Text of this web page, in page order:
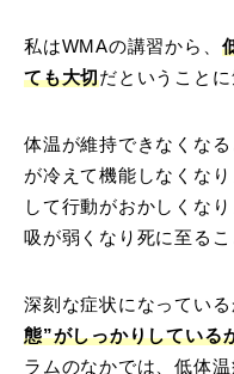
私はWMAの講習から、
ても大切だということに
体温が維持できなくな
が冷えて機能しなくな
して行動がおかしくな
吸が弱くなり死に至るこ
深刻な症状になっている
態”がしっかりしている
ラムのなかでは、低体